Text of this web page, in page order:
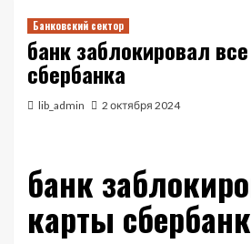
Банковский сектор
банк заблокировал
сбербанка
lib_admin 2 октября 2024
банк
карты